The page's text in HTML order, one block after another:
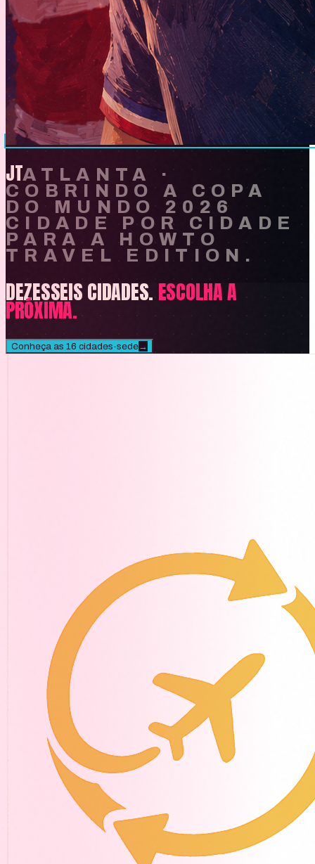
JTATLANTA
·
COBRINDO A COPA
DO MUNDO 2026
CIDADE POR CIDADE
PARA A HOWTO
TRAVEL EDITION.
DEZESSEIS CIDADES. ESCOLHA A
PRÓXIMA.
Conheça as 16 cidades-sede→